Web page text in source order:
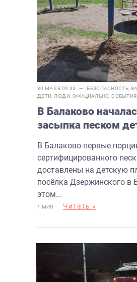
30 МАЯ В 09:33 — БЕЗОПАСНОСТЬ,
ДЕТИ ЛЮДИ ОФИЦИАЛЬНО ,СОБЫТИЯ
В Балаково
засыпка песком
В Балаково первые
сертифицированного
доставлены на детскую
посёлка Дзержинского в
этом...
1 МИН Читать »